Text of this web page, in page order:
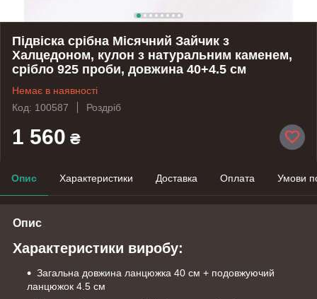
Підвіска срібна Місячний Зайчик з
Халцедоном, кулон з натуральним каменем,
срібло 925 проби, довжина 40+4.5 см
Немає в наявності
Код: 100587
Роздріб
1 560 ₴
Опис Характеристики Доставка Оплата Умови
Опис
Характеристики виробу:
Загальна довжина ланцюжка 40 см + подовжуючий
ланцюжок 4.5 см